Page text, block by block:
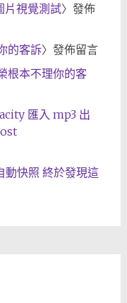
視覺測試〉發佈
的客訴〉發佈留言
根本不理你的客
匯入 mp3 出
快照 終於發現這